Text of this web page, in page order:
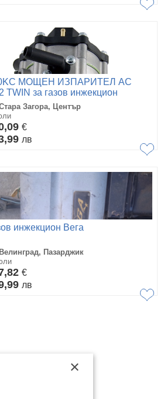
МОЩЕН ИЗПАРИТЕЛ AC
TWIN за газов инжекцион
injekcion
Загора, Център
€
лв
инжекцион Вега
Пазарджик
€
лв
×